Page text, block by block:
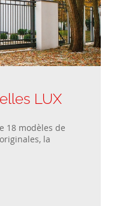
LUX
18 modèles de
la